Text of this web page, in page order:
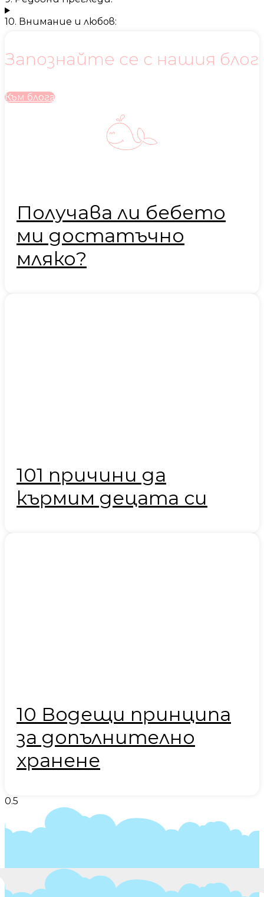
10. Внимание и любов:
Запознайте се с нашия блог
Към блога
Получава ли бебето
ми достатъчно
мляко?
101 причини да
кърмим децата си
10 Водещи принципа
за допълнително
хранене